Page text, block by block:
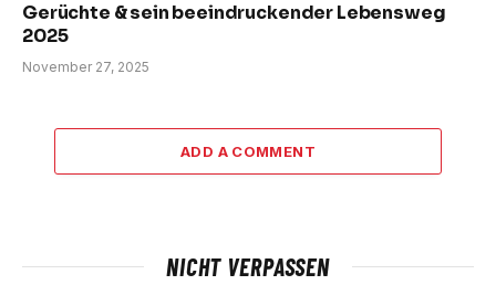
Gerüchte & sein beeindruckender Lebensweg
2025
November 27, 2025
ADD A COMMENT
NICHT VERPASSEN